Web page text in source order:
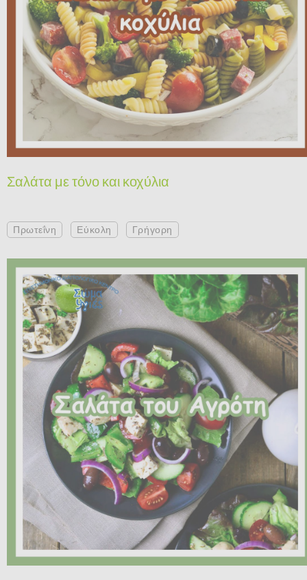
Σαλάτα με τόνο και κοχύλια
Πρωτεΐνη Εύκολη Γρήγορη